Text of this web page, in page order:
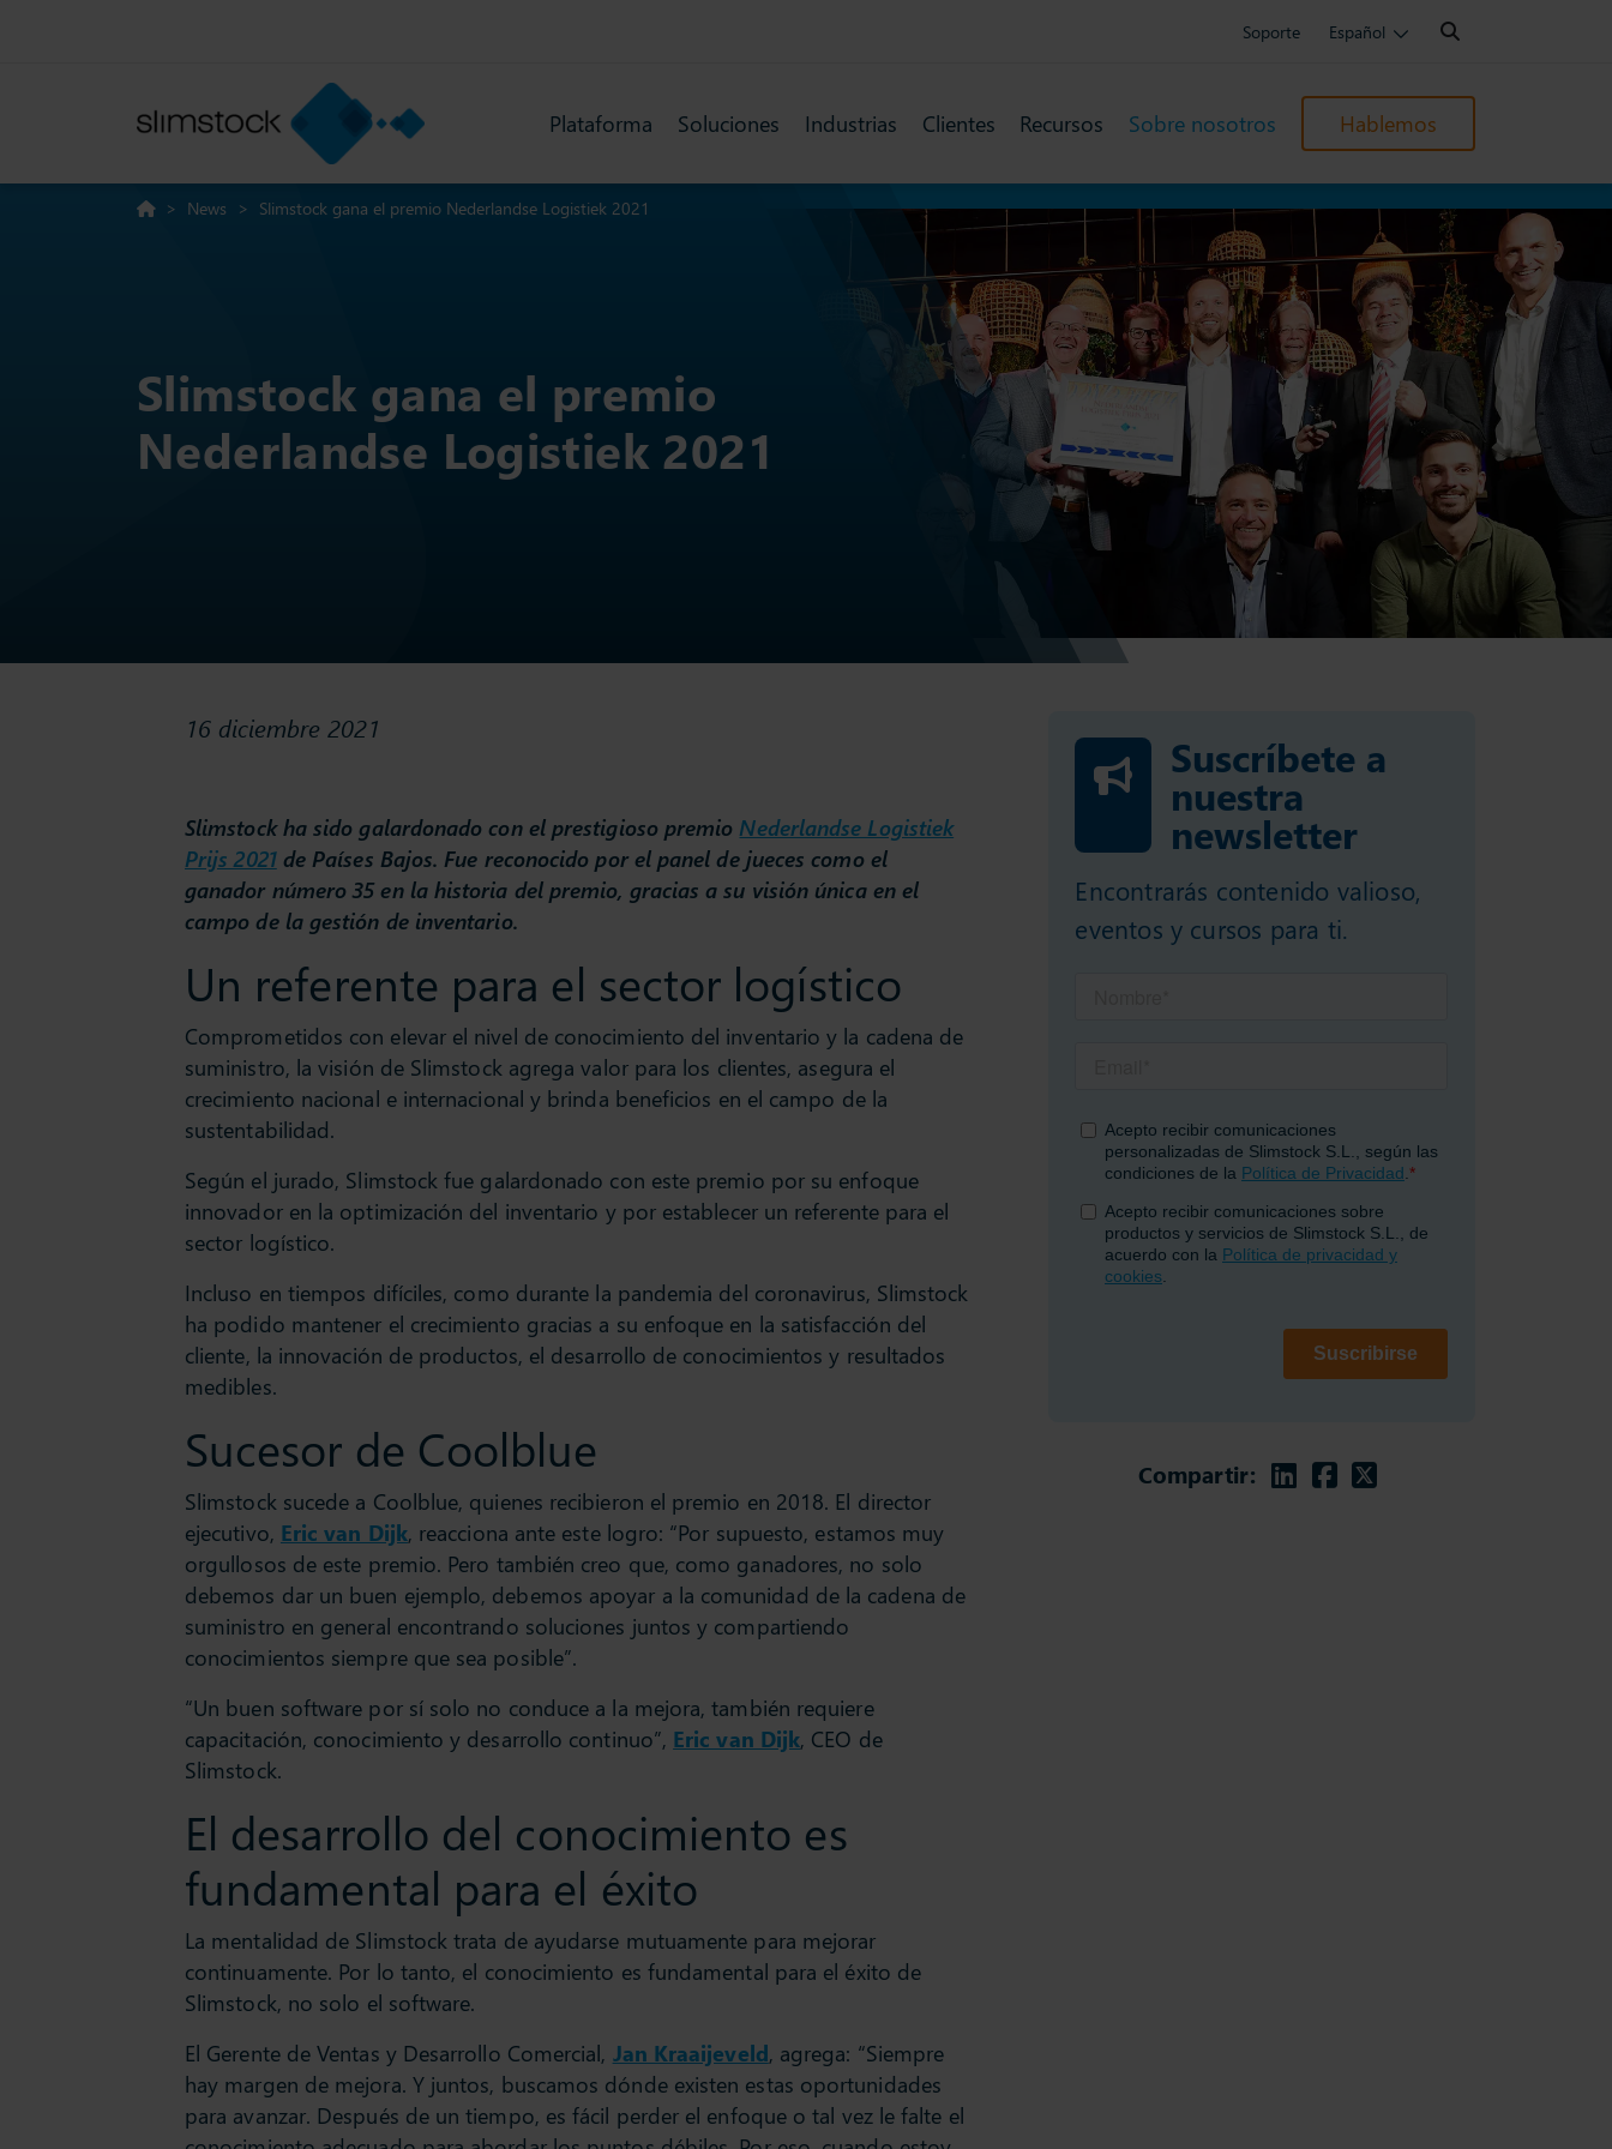
Soporte Español
Search:
Plataforma Soluciones Industrias Clientes Recursos Sobre nosotros Hablemos
> News > Slimstock gana el premio Nederlandse Logistiek 2021
Slimstock gana el premio
Nederlandse Logistiek 2021
16 diciembre 2021
Slimstock ha sido galardonado con el prestigioso premioNederlandse Logistiek
Prijs 2021de Países Bajos. Fue reconocido por el panel de jueces como el
ganador número 35 en la historia del premio, gracias a su visión única en el
campo de la gestión de inventario.
Un referente para el sector logístico
Comprometidos con elevar el nivel de conocimiento del inventario y la cadena de
suministro, la visión de Slimstock agrega valor para los clientes, asegura el
crecimiento nacional e internacional y brinda beneficios en el campo de la
sustentabilidad.
Según el jurado, Slimstock fue galardonado con este premio por su enfoque
innovador en la optimización del inventario y por establecer un referente para el
sector logístico.
Incluso en tiempos difíciles, como durante la pandemia del coronavirus, Slimstock
ha podido mantener el crecimiento gracias a su enfoque en la satisfacción del
cliente, la innovación de productos, el desarrollo de conocimientos y resultados
medibles.
Sucesor de Coolblue
Slimstock sucede a Coolblue, quienes recibieron el premio en 2018. El director
ejecutivo, Eric van Dijk, reacciona ante este logro: “Por supuesto, estamos muy
orgullosos de este premio. Pero también creo que, como ganadores, no solo
debemos dar un buen ejemplo, debemos apoyar a la comunidad de la cadena de
suministro en general encontrando soluciones juntos y compartiendo
conocimientos siempre que sea posible”.
“Un buen software por sí solo no conduce a la mejora, también requiere
capacitación, conocimiento y desarrollo continuo”, Eric van Dijk, CEO de
Slimstock.
El desarrollo del conocimiento es
fundamental para el éxito
La mentalidad de Slimstock trata de ayudarse mutuamente para mejorar
continuamente. Por lo tanto, el conocimiento es fundamental para el éxito de
Slimstock, no solo el software.
El Gerente de Ventas y Desarrollo Comercial, Jan Kraaijeveld, agrega: “Siempre
hay margen de mejora. Y juntos, buscamos dónde existen estas oportunidades
para avanzar. Después de un tiempo, es fácil perder el enfoque o tal vez le falte el
Suscríbete a
nuestra
newsletter
Encontrarás contenido valioso,
eventos y cursos para ti.
Compartir: Linkedin
Facebook
Twitter